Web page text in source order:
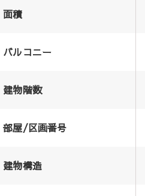
面積
バルコニー
建物階数
部屋/区画番号
建物構造